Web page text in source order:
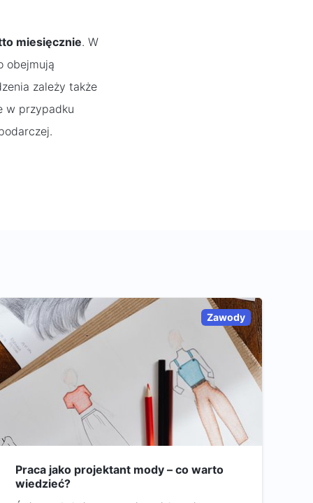
miesięcznie. W
obejmują
zależy także
w przypadku
Zawody
Praca jako projektant mody – co warto
wiedzieć?